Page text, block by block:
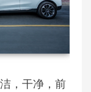
，干净，前